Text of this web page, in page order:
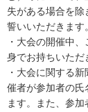
失がある場合を
誓いいただきます。
・大会の開催中
身でお持ちいただ
・大会に関する
催者が参加者の氏
ます。また、参